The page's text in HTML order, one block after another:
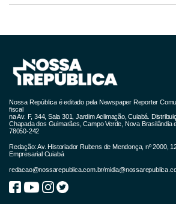
Omar Aziz criticou a
requisitar à Polícia Federal
o repasse de verbas
municípios. "É uma falta
ministro da Justiça precisa
outras áreas e deixar
Nossa República é editado pela Newspaper Reporter
fiscal
na Av. F, 344, Sala 301, Jardim Aclimação, Cuiabá.
Chapada dos Guimarães, Campo Verde, Nova Brasilândia
78050-242
Redação: Av. Historiador Rubens de Mendonça, nº 2000,
Empresarial Cuiabá
redacao@nossarepublica.com.br/